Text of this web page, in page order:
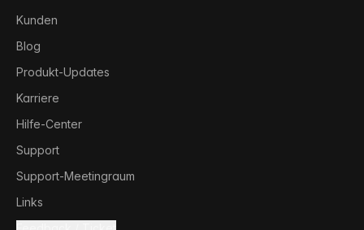
Kunden
Blog
Produkt-Updates
Karriere
Hilfe-Center
Support
Support-Meetingraum
Links